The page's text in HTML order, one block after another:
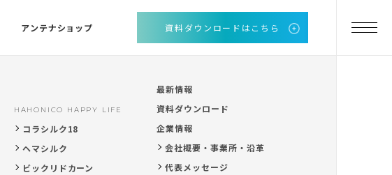
アンテナショップ 資料ダウンロードはこちら
HAHONICO HAPPY LIFE
コラシルク18
ヘマシルク
ビックリドカーン
最新情報
資料ダウンロード
企業情報
会社概要・事業所・沿革
代表メッセージ